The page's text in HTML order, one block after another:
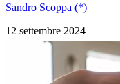
Sandro Scoppa (*)
12 settembre 2024